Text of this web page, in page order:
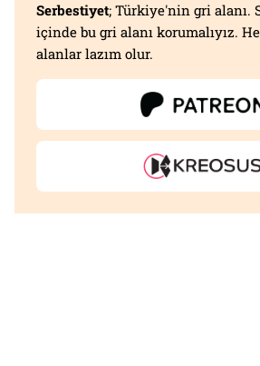
Serbestiyet; Türkiye'nin gri alanı.
içinde bu gri alanı korumalıyız.
alanlar lazım olur.